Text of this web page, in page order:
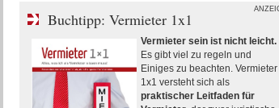
Buchtipp: Vermieter 1x1
Vermieter sein ist nicht leicht.
Es gibt viel zu regeln und
Einiges zu beachten. Vermieter
1x1 versteht sich als
praktischer Leitfaden für